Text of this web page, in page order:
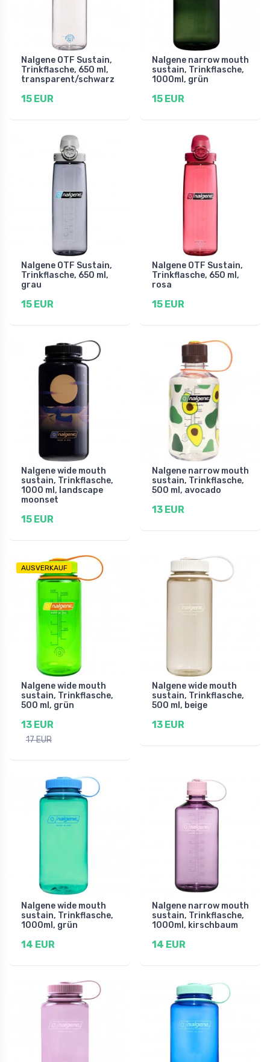
Nalgene OTF Sustain,
Trinkflasche, 650 ml,
transparent/schwarz
15 EUR
Nalgene narrow mouth
sustain, Trinkflasche,
1000ml, grün
15 EUR
Nalgene OTF Sustain,
Trinkflasche, 650 ml,
grau
15 EUR
Nalgene OTF Sustain,
Trinkflasche, 650 ml,
rosa
15 EUR
Nalgene wide mouth
sustain, Trinkflasche,
1000 ml, landscape
moonset
15 EUR
Nalgene narrow mouth
sustain, Trinkflasche,
500 ml, avocado
13 EUR
AUSVERKAUF
Nalgene wide mouth
sustain, Trinkflasche,
500 ml, grün
13 EUR
17 EUR
Nalgene wide mouth
sustain, Trinkflasche,
500 ml, beige
13 EUR
Nalgene wide mouth
sustain, Trinkflasche,
1000ml, grün
14 EUR
Nalgene narrow mouth
sustain, Trinkflasche,
1000ml, kirschbaum
14 EUR